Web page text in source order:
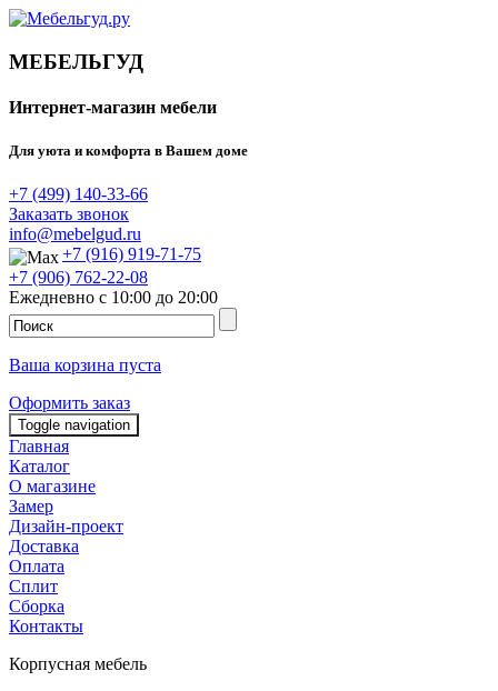
МЕБЕЛЬГУД
Интернет-магазин мебели
Для уюта и комфорта в Вашем доме
+7 (499) 140-33-66
Заказать звонок
info@mebelgud.ru
+7 (916) 919-71-75
+7 (906) 762-22-08
Ежедневно с 10:00 до 20:00
Ваша корзина пуста
Оформить заказ
Toggle navigation
Главная
Каталог
О магазине
Замер
Дизайн-проект
Доставка
Оплата
Сплит
Сборка
Контакты
Корпусная мебель